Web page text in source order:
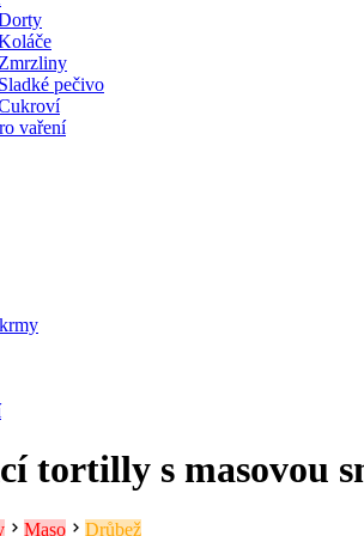
Zmrzliny
Sladké pečivo
vaření
tortilly s masovou
Maso Drůbež